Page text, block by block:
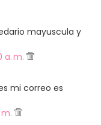
mayuscula y
a. m.
mi correo es